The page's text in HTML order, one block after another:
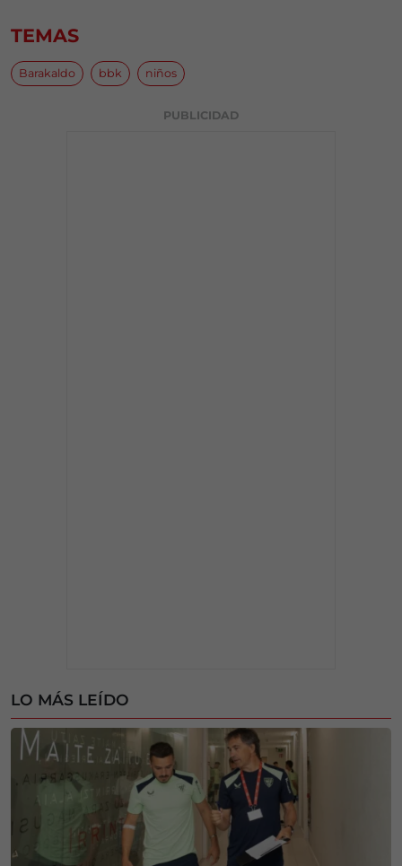
TEMAS
Barakaldo bbk niños
PUBLICIDAD
LO MÁS LEÍDO